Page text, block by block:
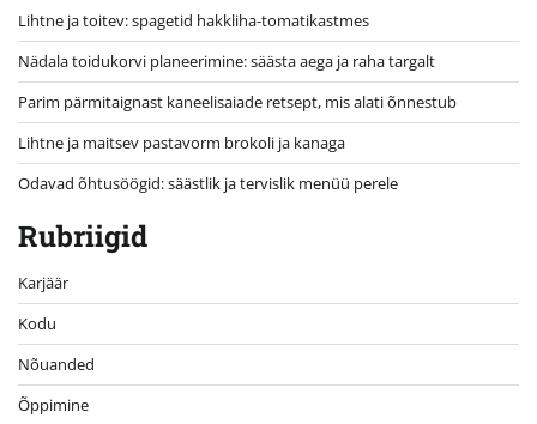
Lihtne ja toitev: spagetid hakkliha-tomatikastmes
Nädala toidukorvi planeerimine: säästa aega ja raha targalt
Parim pärmitaignast kaneelisaiade retsept, mis alati õnnestub
Lihtne ja maitsev pastavorm brokoli ja kanaga
Odavad õhtusöögid: säästlik ja tervislik menüü perele
Rubriigid
Karjäär
Kodu
Nõuanded
Õppimine